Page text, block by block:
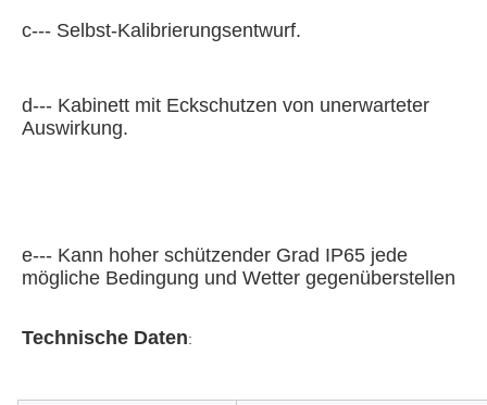
c--- Selbst-Kalibrierungsentwurf.
d--- Kabinett mit Eckschutzen von unerwarteter
Auswirkung.
e--- Kann hoher schützender Grad IP65 jede
mögliche Bedingung und Wetter gegenüberstellen
Technische Daten: